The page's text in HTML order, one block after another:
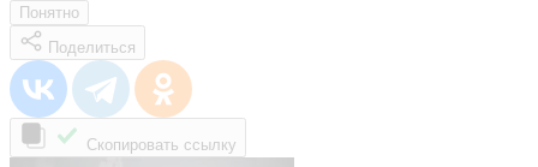
Понятно
Поделиться
Скопировать ссылку